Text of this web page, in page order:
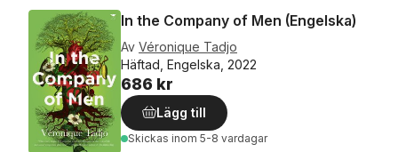
In the Company of Men (Engelska)
Av Véronique Tadjo
Häftad, Engelska, 2022
686 kr
Lägg till
Skickas inom 5-8 vardagar